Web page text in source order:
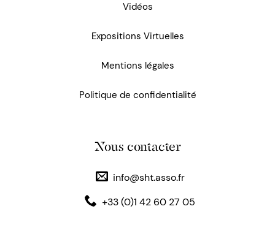
Vidéos
Expositions Virtuelles
Mentions légales
Politique de confidentialité
Nous contacter
info@sht.asso.fr
+33 (0)1 42 60 27 05